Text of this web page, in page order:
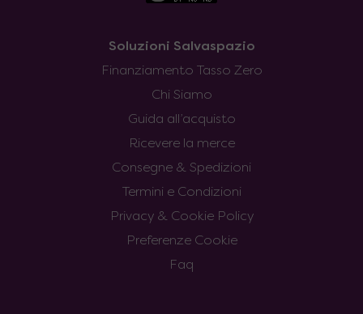
Soluzioni Salvaspazio
Finanziamento Tasso Zero
Chi Siamo
Guida all’acquisto
Ricevere la merce
Consegne & Spedizioni
Termini e Condizioni
Privacy & Cookie Policy
Preferenze Cookie
Faq